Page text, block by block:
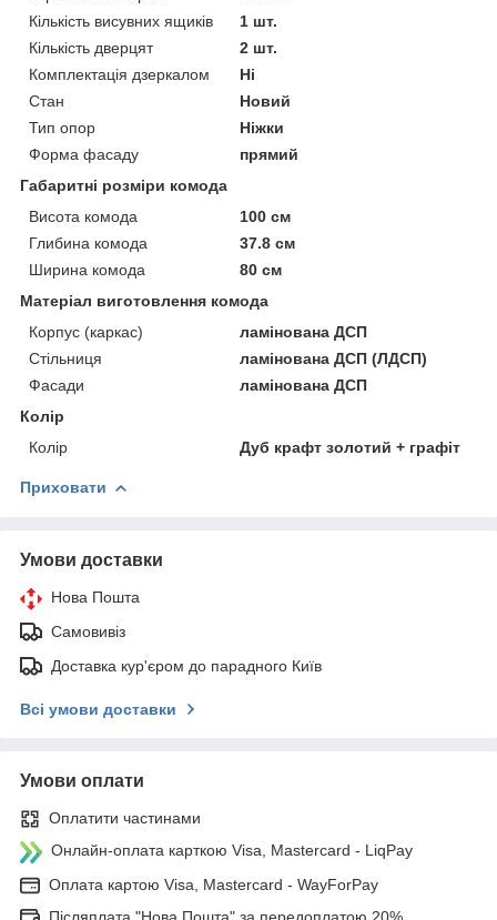
Кількість висувних ящиків
1 шт.
Кількість дверцят
2 шт.
Комплектація дзеркалом
Ні
Стан
Новий
Тип опор
Ніжки
Форма фасаду
прямий
Габаритні розміри комода
Висота комода
100 см
Глибина комода
37.8 см
Ширина комода
80 см
Матеріал виготовлення комода
Корпус (каркас)
ламінована ДСП
Стільниця
ламінована ДСП (ЛДСП)
Фасади
ламінована ДСП
Колір
Колір
Дуб крафт золотий + графіт
Приховати
Умови доставки
Нова Пошта
Самовивіз
Доставка кур'єром до парадного Київ
Всі умови доставки
Умови оплати
Оплатити частинами
Онлайн-оплата карткою Visa, Mastercard - LiqPay
Оплата картою Visa, Mastercard - WayForPay
Післяплата "Нова Пошта" за передоплатою 20%